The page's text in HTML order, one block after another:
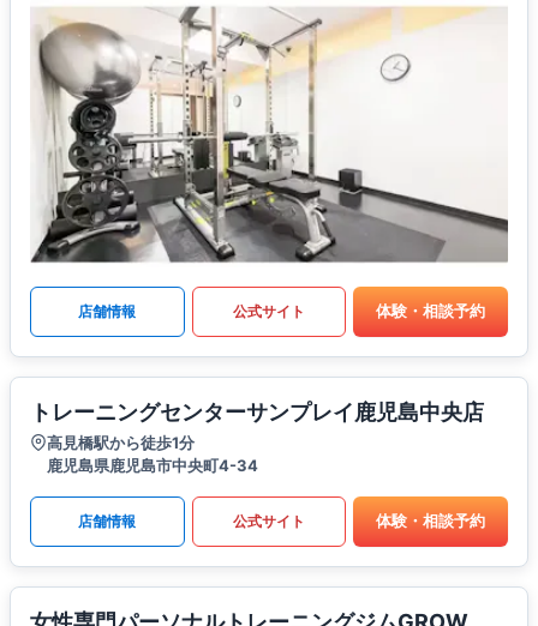
店舗情報 公式サイト 体験・相談予約
トレーニングセンターサンプレイ鹿児島中央店
高見橋駅から徒歩1分
鹿児島県鹿児島市中央町4-34
店舗情報 公式サイト 体験・相談予約